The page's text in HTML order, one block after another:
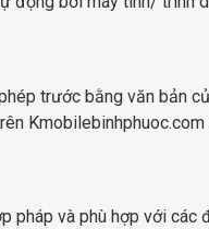
trước bằng văn bản
và phù hợp với